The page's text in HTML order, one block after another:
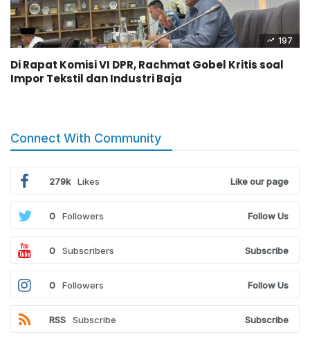
197
Di Rapat Komisi VI DPR, Rachmat Gobel Kritis soal
Impor Tekstil dan Industri Baja
Connect With Community
279k Likes Like our page
0 Followers Follow Us
0 Subscribers Subscribe
0 Followers Follow Us
RSS Subscribe Subscribe